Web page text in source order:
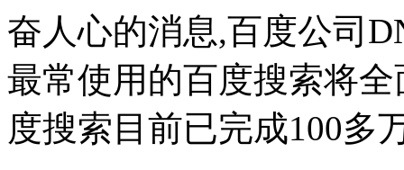
奋人心的消息,百度公司
最常使用的百度搜索将
度搜索目前已完成100多